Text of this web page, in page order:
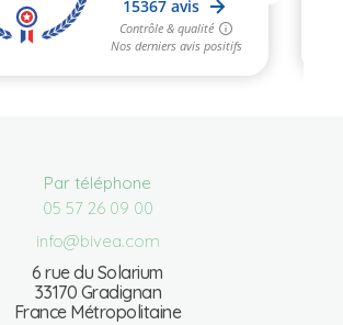
Par téléphone
05 57 26 09 00
info@bivea.com
6 rue du Solarium
33170 Gradignan
France Métropolitaine